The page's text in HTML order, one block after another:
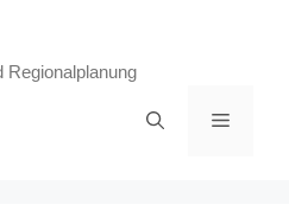
Regionalplanung
Menü